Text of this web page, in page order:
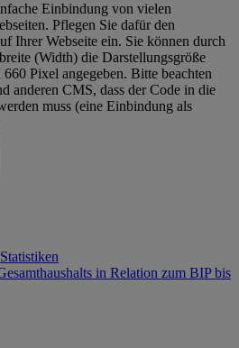
Einbindung von vielen
Pflegen Sie dafür den
Ihrer Webseite ein. Sie können durch
(Width) die Darstellungsgröße
Pixel angegeben. Bitte beachten
anderen CMS, dass der Code in die
muss (eine Einbindung als
in Relation zum BIP bis